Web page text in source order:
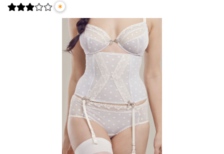
*